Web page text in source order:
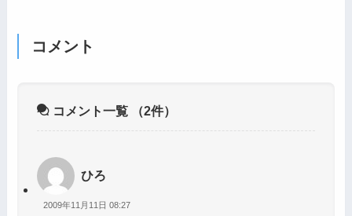
コメント
コメント一覧 （2件）
ひろ
2009年11月11日 08:27